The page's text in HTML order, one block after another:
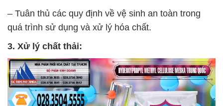
– Tuân thủ các quy định về vệ sinh an toàn trong
quá trình sử dụng và xử lý hóa chất.
3. Xử lý chất thải: